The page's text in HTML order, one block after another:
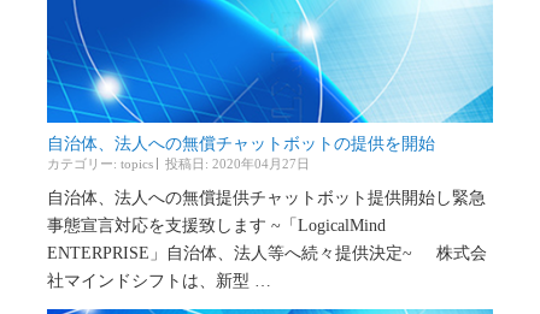
自治体、法人への無償チャットボットの提供を開始
カテゴリー: topics 投稿日: 2020年04月27日
自治体、法人への無償提供チャットボット提供開始し緊急
事態宣言対応を支援致します ~「LogicalMind
ENTERPRISE」自治体、法人等へ続々提供決定~ 株式会
社マインドシフトは、新型 …